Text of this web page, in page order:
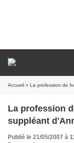
Accueil » La profession de
La profession
suppléant
Publié le 21/05/2007 à